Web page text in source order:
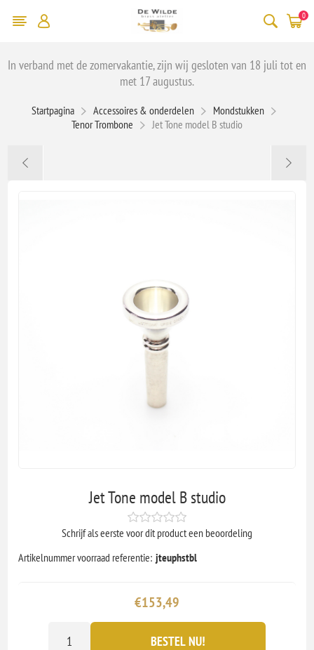
0
In verband met de zomervakantie, zijn wij gesloten van 18 juli tot en
met 17 augustus.
Startpagina Accessoires & onderdelen
Mondstukken
Tenor Trombone
Jet Tone model B studio
Jet Tone model B studio
Schrijf als eerste voor dit product een beoordeling
Artikelnummer voorraad referentie: jteuphstbl
€153,49
BESTEL NU!